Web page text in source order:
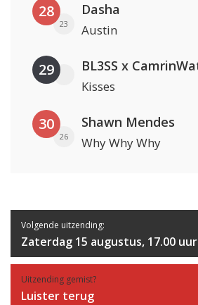
28
23
Dasha
Austin
29
Kisses
30
26
Shawn Mendes
Why Why Why
Volgende uitzending:
Zaterdag 15 augustus, 17.00 uur
Uitzending gemist?
Luister terug